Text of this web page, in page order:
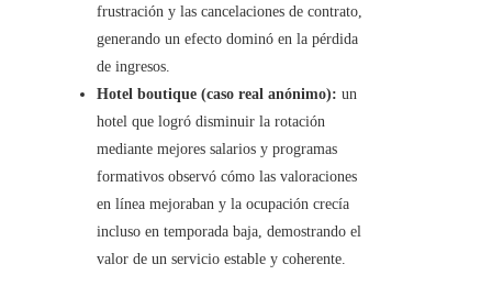
frustración y las cancelaciones de contrato,
generando un efecto dominó en la pérdida
de ingresos.
Hotel boutique (caso real anónimo): un
hotel que logró disminuir la rotación
mediante mejores salarios y programas
formativos observó cómo las valoraciones
en línea mejoraban y la ocupación crecía
incluso en temporada baja, demostrando el
valor de un servicio estable y coherente.